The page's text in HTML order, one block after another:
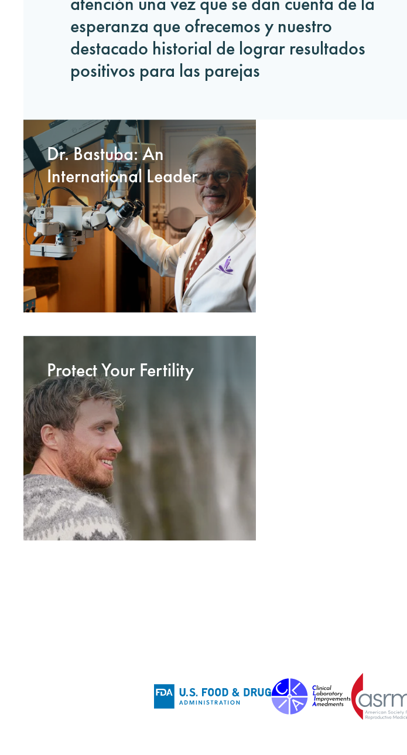
esperanza que ofrecemos y nuestro
destacado historial de lograr resultados
positivos para las parejas
Dr. Bastuba: An
International Leader
Protect Your Fertility